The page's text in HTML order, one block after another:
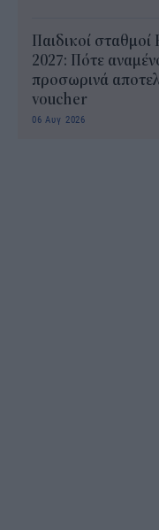
Παιδικοί
2027: Πότε
προσωρινά
voucher
06 Αυγ 2026